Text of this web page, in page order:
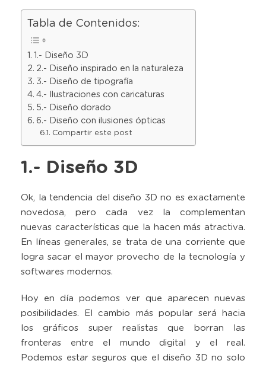
Tabla de Contenidos:
1.- Diseño 3D
2.- Diseño inspirado en la naturaleza
3.- Diseño de tipografía
4.- Ilustraciones con caricaturas
5.- Diseño dorado
6.- Diseño con ilusiones ópticas
Compartir este post
1.- Diseño 3D
Ok, la tendencia del diseño 3D no es exactamente
novedosa, pero cada vez la complementan
nuevas características que la hacen más atractiva.
En líneas generales, se trata de una corriente que
logra sacar el mayor provecho de la tecnología y
softwares modernos.
Hoy en día podemos ver que aparecen nuevas
posibilidades. El cambio más popular será hacia
los gráficos super realistas que borran las
fronteras entre el mundo digital y el real.
Podemos estar seguros que el diseño 3D no solo